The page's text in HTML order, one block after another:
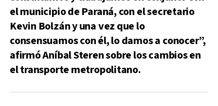
el municipio de Paraná, con el secretario
Kevin Bolzán y una vez que lo
consensuamos con él, lo damos a conocer”,
afirmó Aníbal Steren sobre los cambios en
el transporte metropolitano.